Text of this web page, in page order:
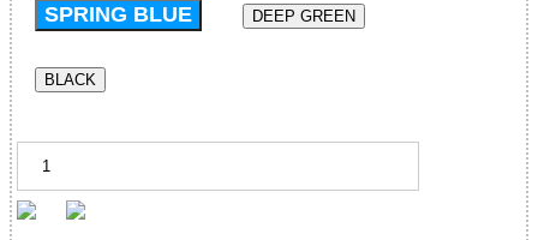
SPRING BLUE DEEP GREEN
BLACK